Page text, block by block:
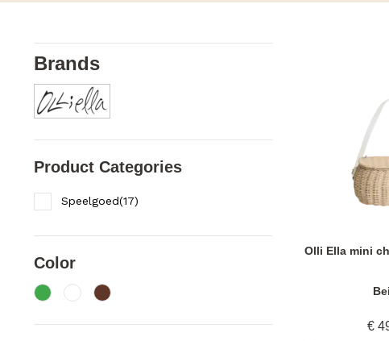
Brands
Product Categories
Speelgoed(17)
Color
Olli Ella mini
€